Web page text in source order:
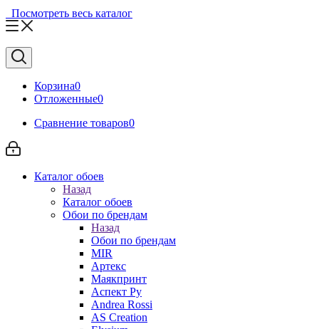
Посмотреть весь каталог
Корзина0
Отложенные0
Сравнение товаров0
Каталог обоев
Назад
Каталог обоев
Обои по брендам
Назад
Обои по брендам
MIR
Артекс
Маякпринт
Аспект Ру
Andrea Rossi
AS Creation